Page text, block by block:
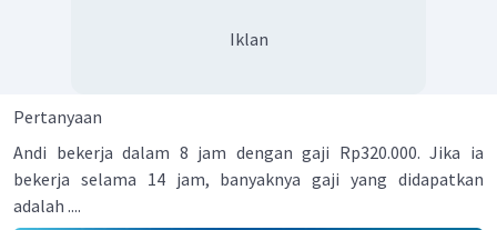
Iklan
Pertanyaan
Andi bekerja dalam 8 jam dengan gaji Rp320.000. Jika ia
bekerja selama 14 jam, banyaknya gaji yang didapatkan
adalah ....